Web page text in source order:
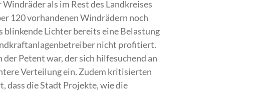
als im Rest des Landkreises
120 vorhandenen Windrädern noch
blinkende Lichter bereits eine Belastung
nicht profitiert.
Petent war, der sich hilfesuchend an
Verteilung ein. Zudem kritisierten
dass die Stadt Projekte, wie die